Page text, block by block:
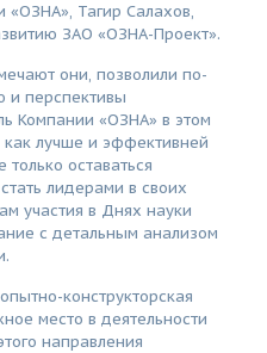
Тагир Салахов,
ЗАО «ОЗНА-Проект».
они, позволили по-
и перспективы
Компании «ОЗНА» в этом
как лучше и эффективней
оставаться
лидерами в своих
участия в Днях науки
с детальным анализом
конструкторская
место в деятельности
направления